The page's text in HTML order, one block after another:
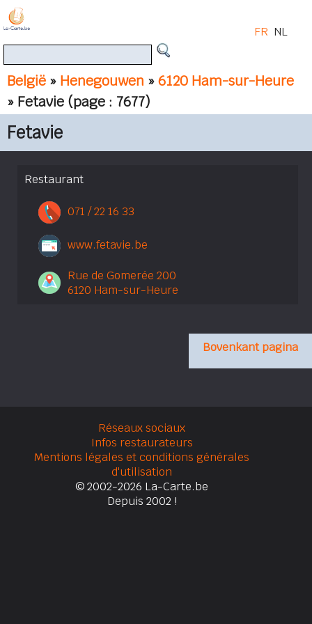
België » Henegouwen »6120 Ham-sur-Heure
» Fetavie (page : 7677)
FR NL
Fetavie
Restaurant
071 / 22 16 33
www.fetavie.be
Rue de Gomerée 200
6120 Ham-sur-Heure
Bovenkant pagina
Réseaux sociaux
Infos restaurateurs
Mentions légales et conditions générales
d'utilisation
© 2002-2026 La-Carte.be
Depuis 2002 !